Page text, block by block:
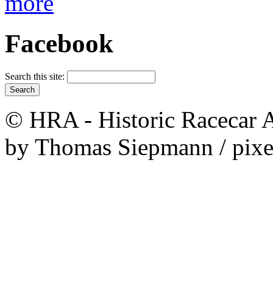
Facebook
Search this site:
© HRA - Historic Racecar
by Thomas Siepmann /